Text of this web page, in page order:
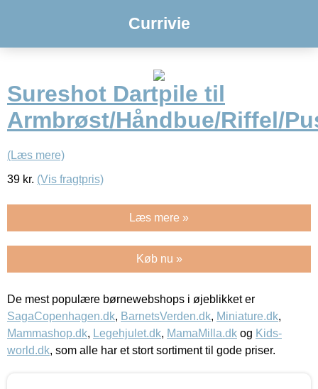
Currivie
Sureshot Dartpile til
Armbrøst/Håndbue/Riffel/
(Læs mere)
39 kr. (Vis fragtpris)
Læs mere »
Køb nu »
De mest populære børnewebshops i øjeblikket er
SagaCopenhagen.dk, BarnetsVerden.dk, Miniature.dk,
Mammashop.dk, Legehjulet.dk, MamaMilla.dk og Kids-
world.dk, som alle har et stort sortiment til gode priser.